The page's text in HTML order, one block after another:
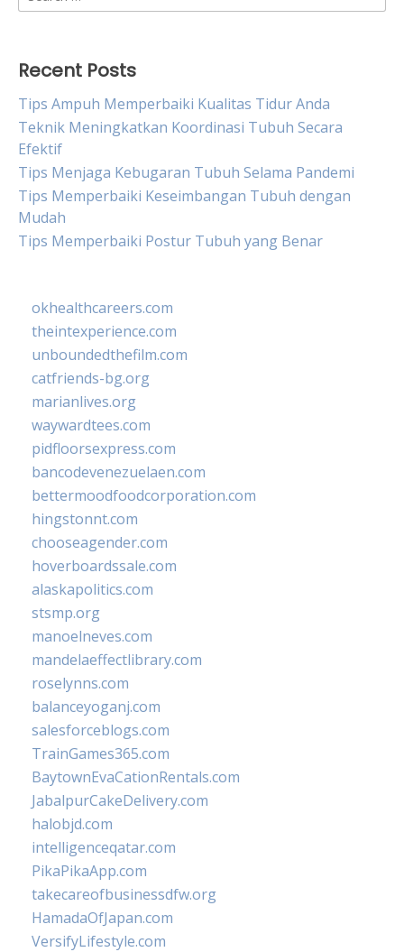
for:
Recent Posts
Tips Ampuh Memperbaiki Kualitas Tidur Anda
Teknik Meningkatkan Koordinasi Tubuh Secara
Efektif
Tips Menjaga Kebugaran Tubuh Selama Pandemi
Tips Memperbaiki Keseimbangan Tubuh dengan
Mudah
Tips Memperbaiki Postur Tubuh yang Benar
okhealthcareers.com
theintexperience.com
unboundedthefilm.com
catfriends-bg.org
marianlives.org
waywardtees.com
pidfloorsexpress.com
bancodevenezuelaen.com
bettermoodfoodcorporation.com
hingstonnt.com
chooseagender.com
hoverboardssale.com
alaskapolitics.com
stsmp.org
manoelneves.com
mandelaeffectlibrary.com
roselynns.com
balanceyoganj.com
salesforceblogs.com
TrainGames365.com
BaytownEvaCationRentals.com
JabalpurCakeDelivery.com
halobjd.com
intelligenceqatar.com
PikaPikaApp.com
takecareofbusinessdfw.org
HamadaOfJapan.com
VersifyLifestyle.com